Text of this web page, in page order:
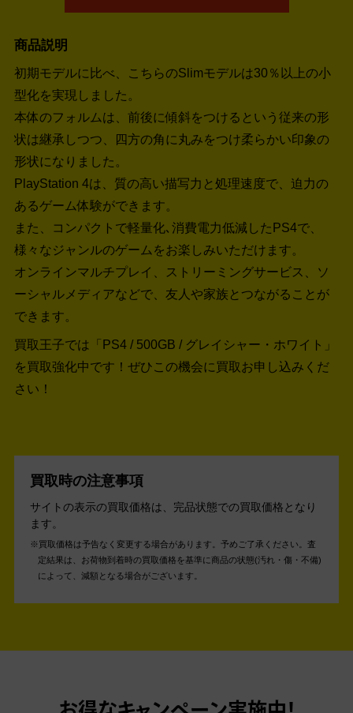
商品説明
初期モデルに比べ、こちらのSlimモデルは30％以上の小
型化を実現しました。
本体のフォルムは、前後に傾斜をつけるという従来の形
状は継承しつつ、四方の角に丸みをつけ柔らかい印象の
形状になりました。
PlayStation 4は、質の高い描写力と処理速度で、迫力の
あるゲーム体験ができます。
また、コンパクトで軽量化､消費電力低減したPS4で、
様々なジャンルのゲームをお楽しみいただけます。
オンラインマルチプレイ、ストリーミングサービス、ソ
ーシャルメディアなどで、友人や家族とつながることが
できます。
買取王子では「PS4 / 500GB / グレイシャー・ホワイト」
を買取強化中です！ ぜひこの機会に買取お申し込みくだ
さい！
買取時の注意事項
サイトの表示の買取価格は、完品状態での買取価格となり
ます。
買取価格は予告なく変更する場合があります。予めご了承ください。 査
定結果は、お荷物到着時の買取価格を基準に商品の状態(汚れ・傷・不備)
によって、減額となる場合がございます。